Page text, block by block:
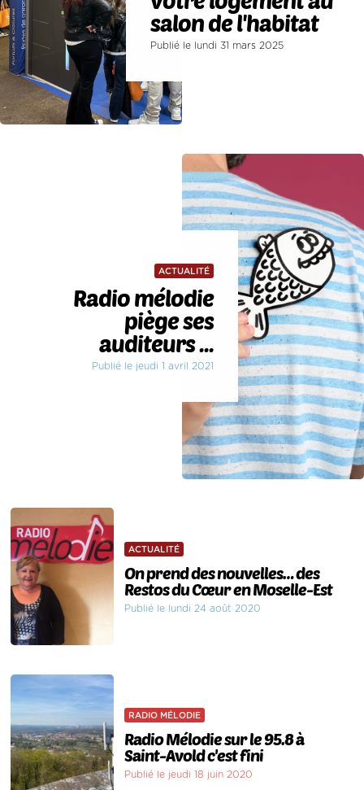
salon de l'habitat
Publié le lundi 31 mars 2025
ACTUALITÉ
Radio mélodie
piège ses
auditeurs ...
Publié le jeudi 1 avril 2021
ACTUALITÉ
On prend des nouvelles… des
Restos du Cœur en Moselle-Est
Publié le lundi 24 août 2020
RADIO MÉLODIE
Radio Mélodie sur le 95.8 à
Saint-Avold c'est fini
Publié le jeudi 18 juin 2020